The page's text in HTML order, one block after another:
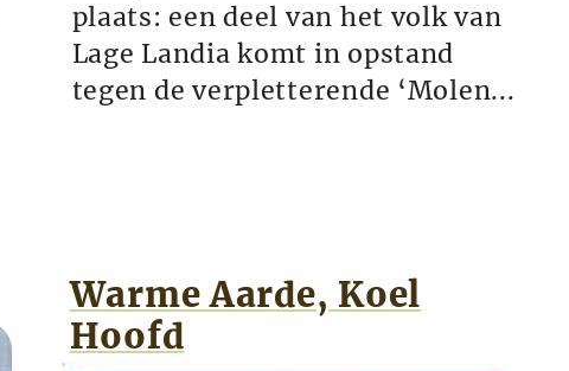
plaats: een deel van het volk van
Lage Landia komt in opstand
tegen de verpletterende ‘Molen...
Warme Aarde, Koel
Hoofd